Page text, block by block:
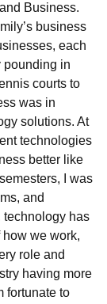
Business.
business
each
pounding in
courts to
was in
solutions. At
technologies
better like
I was
and
technology has
we work,
role and
having more
fortunate to